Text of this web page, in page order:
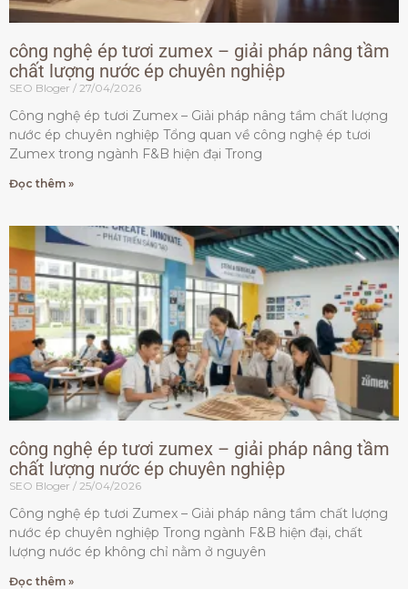
công nghệ ép tươi zumex – giải pháp nâng tầm
chất lượng nước ép chuyên nghiệp
SEO Bloger 27/04/2026
Công nghệ ép tươi Zumex – Giải pháp nâng tầm chất lượng
nước ép chuyên nghiệp Tổng quan về công nghệ ép tươi
Zumex trong ngành F&B hiện đại Trong
Đọc thêm »
công nghệ ép tươi zumex – giải pháp nâng tầm
chất lượng nước ép chuyên nghiệp
SEO Bloger 25/04/2026
Công nghệ ép tươi Zumex – Giải pháp nâng tầm chất lượng
nước ép chuyên nghiệp Trong ngành F&B hiện đại, chất
lượng nước ép không chỉ nằm ở nguyên
Đọc thêm »